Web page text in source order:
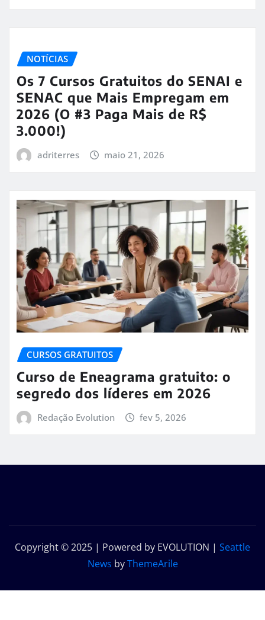
NOTÍCIAS
Os 7 Cursos Gratuitos do SENAI e
SENAC que Mais Empregam em
2026 (O #3 Paga Mais de R$
3.000!)
adriterres maio 21, 2026
CURSOS GRATUITOS
Curso de Eneagrama gratuito: o
segredo dos líderes em 2026
Redação Evolution fev 5, 2026
Copyright © 2025 | Powered by EVOLUTION | Seattle
News byThemeArile